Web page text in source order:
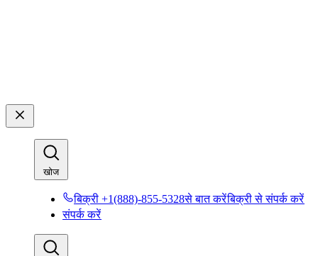
खोज​​
बिक्री +1(888)-855-5328से बात करें​​बिक्री से संपर्क करें​​
संपर्क करें​​